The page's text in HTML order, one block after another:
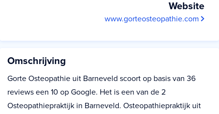
Website
www.gorteosteopathie.com
Omschrijving
Gorte Osteopathie uit Barneveld scoort op basis van 36
reviews een 10 op Google. Het is een van de 2
Osteopathiepraktijk in Barneveld. Osteopathiepraktijk uit